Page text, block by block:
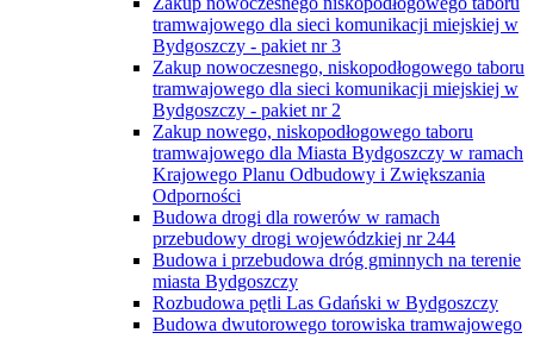
tramwajowego dla sieci komunikacji miejskiej w
Bydgoszczy - pakiet nr 3
Zakup nowoczesnego, niskopodłogowego taboru
tramwajowego dla sieci komunikacji miejskiej w
Bydgoszczy - pakiet nr 2
Zakup nowego, niskopodłogowego taboru
tramwajowego dla Miasta Bydgoszczy w ramach
Krajowego Planu Odbudowy i Zwiększania
Odporności
Budowa drogi dla rowerów w ramach
przebudowy drogi wojewódzkiej nr 244
Budowa i przebudowa dróg gminnych na terenie
miasta Bydgoszczy
Rozbudowa pętli Las Gdański w Bydgoszczy
Budowa dwutorowego torowiska tramwajowego